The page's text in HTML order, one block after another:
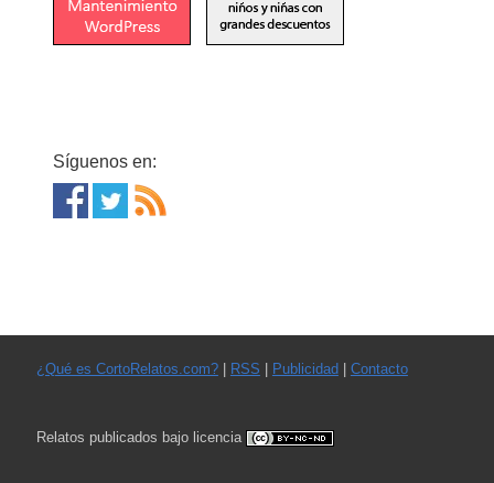
Síguenos en:
¿Qué es CortoRelatos.com?| RSS Publicidad Contacto
Relatos publicados bajo licencia